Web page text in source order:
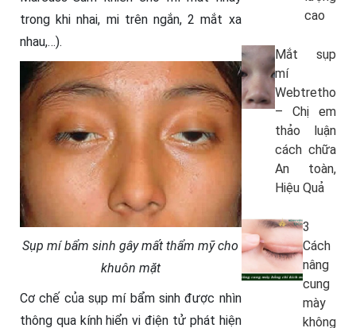
trong khi nhai, mi trên ngắn, 2 mắt xa
nhau,…).
Sụp mí bẩm sinh gây mất thẩm mỹ cho
khuôn mặt
Cơ chế của sụp mí bẩm sinh được nhìn
thông qua kính hiển vi điện tử phát hiện
cao
Mắt sụp
mí
Webtretho
– Chị em
thảo luận
cách chữa
An toàn,
Hiệu Quả
3
Cách
nâng
cung
mày
không